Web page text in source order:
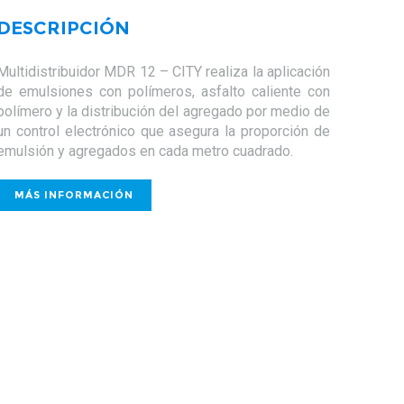
MDR 12 – CITY realiza la aplicación
emulsiones con polímeros, asfalto caliente con
y la distribución del agregado por medio de
control electrónico que asegura la proporción de
y agregados en cada metro cuadrado.
MÁS INFORMACIÓN
INFORMACIÓN